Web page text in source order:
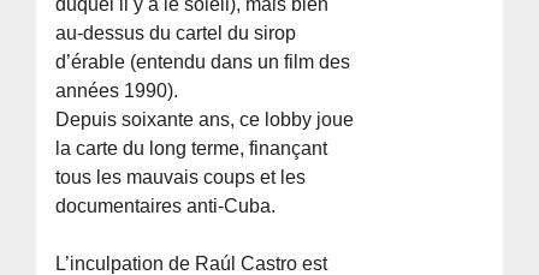
au-dessus du cartel du sirop
d’érable (entendu dans un film des
années 1990).
Depuis soixante ans, ce lobby joue
la carte du long terme, finançant
tous les mauvais coups et les
documentaires anti-Cuba.
L’inculpation de Raúl Castro est